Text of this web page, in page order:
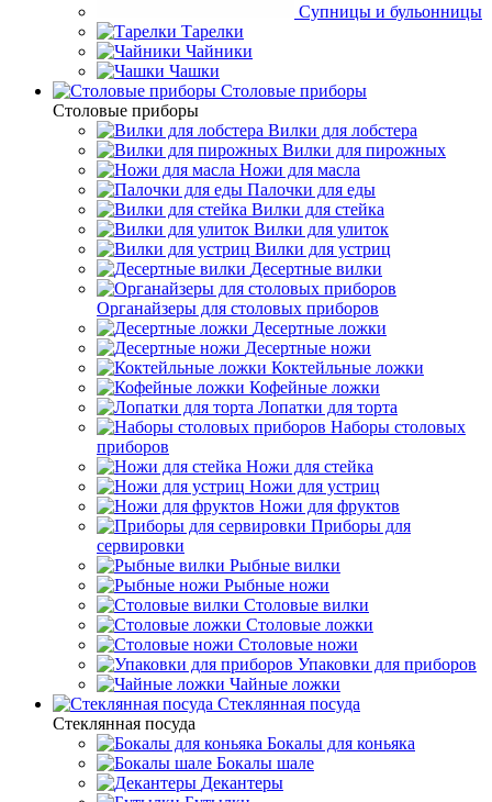
Супницы и бульонницы
Тарелки
Чайники
Чашки
Cтоловые приборы
Cтоловые приборы
Вилки для лобстера
Вилки для пирожных
Ножи для масла
Палочки для еды
Вилки для стейка
Вилки для улиток
Вилки для устриц
Десертные вилки
Органайзеры для столовых приборов
Десертные ложки
Десертные ножи
Коктейльные ложки
Кофейные ложки
Лопатки для торта
Наборы столовых
приборов
Ножи для стейка
Ножи для устриц
Ножи для фруктов
Приборы для
сервировки
Рыбные вилки
Рыбные ножи
Столовые вилки
Столовые ложки
Столовые ножи
Упаковки для приборов
Чайные ложки
Стеклянная посуда
Стеклянная посуда
Бокалы для коньяка
Бокалы шале
Декантеры